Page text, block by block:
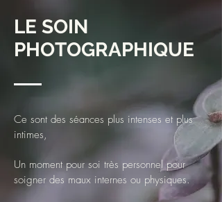
LE SOIN
PHOTOGRAPHIQUE
Ce sont des séances plus intenses et plus
intimes,
Un moment pour soi très personnel pour
soigner des maux internes ou physiques.